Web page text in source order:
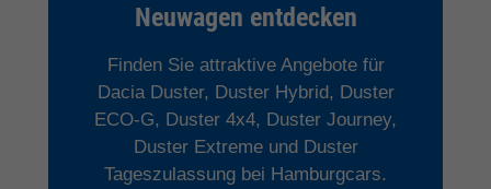
Neuwagen entdecken
Finden Sie attraktive Angebote für
Dacia Duster, Duster Hybrid, Duster
ECO-G, Duster 4x4, Duster Journey,
Duster Extreme und Duster
Tageszulassung bei Hamburgcars.